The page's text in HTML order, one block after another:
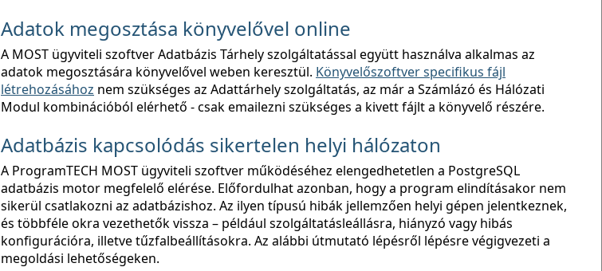
Adatok megosztása könyvelővel online
A MOST ügyviteli szoftver Adatbázis Tárhely szolgáltatással együtt használva alkalmas az
adatok megosztására könyvelővel weben keresztül. Könyvelőszoftver specifikus fájl
létrehozásához nem szükséges az Adattárhely szolgáltatás, az már a Számlázó és Hálózati
Modul kombinációból elérhető - csak emailezni szükséges a kivett fájlt a könyvelő részére.
Adatbázis kapcsolódás sikertelen helyi hálózaton
A ProgramTECH MOST ügyviteli szoftver működéséhez elengedhetetlen a PostgreSQL
adatbázis motor megfelelő elérése. Előfordulhat azonban, hogy a program elindításakor nem
sikerül csatlakozni az adatbázishoz. Az ilyen típusú hibák jellemzően helyi gépen jelentkeznek,
és többféle okra vezethetők vissza – például szolgáltatásleállásra, hiányzó vagy hibás
konfigurációra, illetve tűzfalbeállításokra. Az alábbi útmutató lépésről lépésre végigvezeti a
megoldási lehetőségeken.